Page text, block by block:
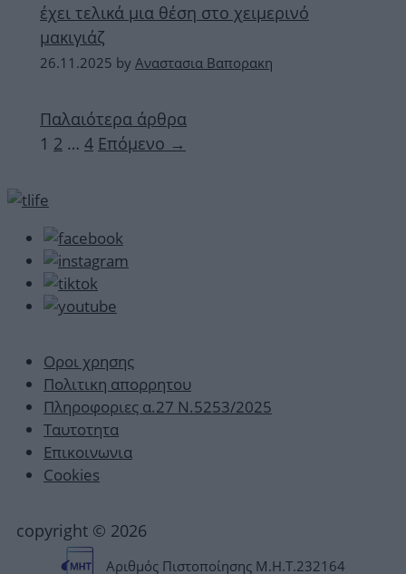
έχει τελικά μια θέση στο χειμερινό
μακιγιάζ
26.11.2025 by Αναστασια Βαπορακη
Παλαιότερα άρθρα
Σελίδα
1 Σελίδα
2 … Σελίδα
4 Επόμενο →
Οροι χρησης
Πολιτικη απορρητου
Πληροφοριες α.27 Ν.5253/2025
Ταυτοτητα
Επικοινωνια
Cookies
copyright © 2026
Αριθμός Πιστοποίησης Μ.Η.Τ.232164